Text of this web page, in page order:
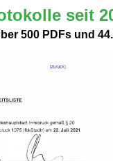
seit
500 PDFs und